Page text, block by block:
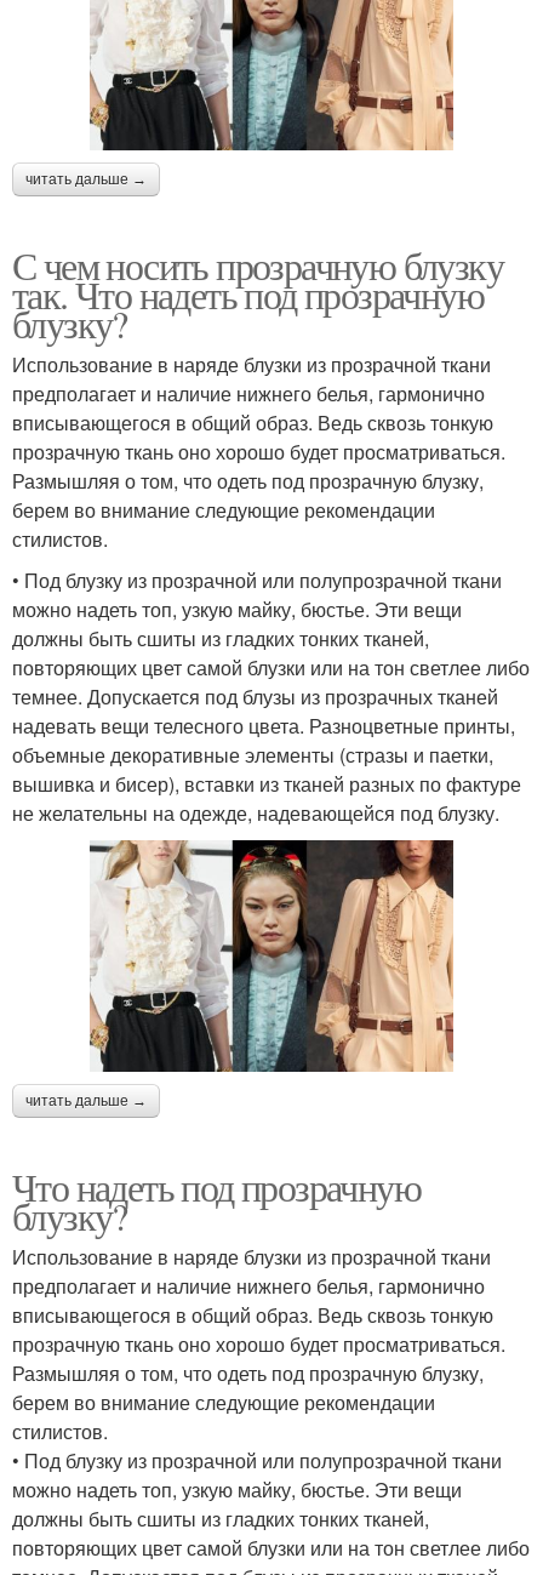
читать дальше →
С чем носить прозрачную блузку
так. Что надеть под прозрачную
блузку?
Использование в наряде блузки из прозрачной ткани
предполагает и наличие нижнего белья, гармонично
вписывающегося в общий образ. Ведь сквозь тонкую
прозрачную ткань оно хорошо будет просматриваться.
Размышляя о том, что одеть под прозрачную блузку,
берем во внимание следующие рекомендации
стилистов.
• Под блузку из прозрачной или полупрозрачной ткани
можно надеть топ, узкую майку, бюстье. Эти вещи
должны быть сшиты из гладких тонких тканей,
повторяющих цвет самой блузки или на тон светлее либо
темнее. Допускается под блузы из прозрачных тканей
надевать вещи телесного цвета. Разноцветные принты,
объемные декоративные элементы (стразы и паетки,
вышивка и бисер), вставки из тканей разных по фактуре
не желательны на одежде, надевающейся под блузку.
читать дальше →
Что надеть под прозрачную
блузку?
Использование в наряде блузки из прозрачной ткани
предполагает и наличие нижнего белья, гармонично
вписывающегося в общий образ. Ведь сквозь тонкую
прозрачную ткань оно хорошо будет просматриваться.
Размышляя о том, что одеть под прозрачную блузку,
берем во внимание следующие рекомендации
стилистов.
• Под блузку из прозрачной или полупрозрачной ткани
можно надеть топ, узкую майку, бюстье. Эти вещи
должны быть сшиты из гладких тонких тканей,
повторяющих цвет самой блузки или на тон светлее либо